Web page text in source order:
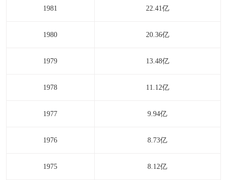
1981 22.41亿
1980 20.36亿
1979 13.48亿
1978 11.12亿
1977 9.94亿
1976 8.73亿
1975 8.12亿